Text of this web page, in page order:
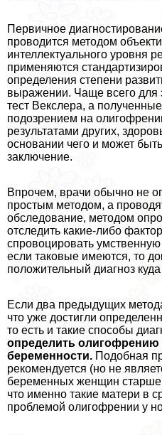
Первичное
проводится методом
интеллектуального уровня
применяются
определения степени
выражении. Чаще всего для
тест Векслера, а
подозрением на
результатами других,
основании чего и может
заключение.
Впрочем, врачи обычно не
простым методом, а
обследование, методом
отследить какие-либо
спровоцировать
если таковые имеются, то
положительный диагноз
Если два предыдущих
что уже достигли
то есть и такие способы
определить олигофрению
беременности. Подобная
рекомендуется (но не
беременных женщин старше
что именно такие матери в
проблемой олигофрении у